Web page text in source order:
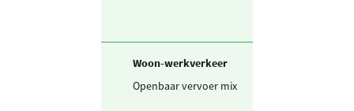
Woon-werkverkeer
Openbaar vervoer mix